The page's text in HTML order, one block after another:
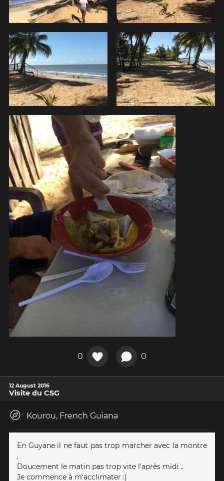
0 0
12 August 2016
Visite du CSG
Kourou, French Guiana
En Guyane il ne faut pas trop marcher avec la montre
,
Doucement le matin pas trop vite l'après midi ..
Je commence à m'acclimater :)